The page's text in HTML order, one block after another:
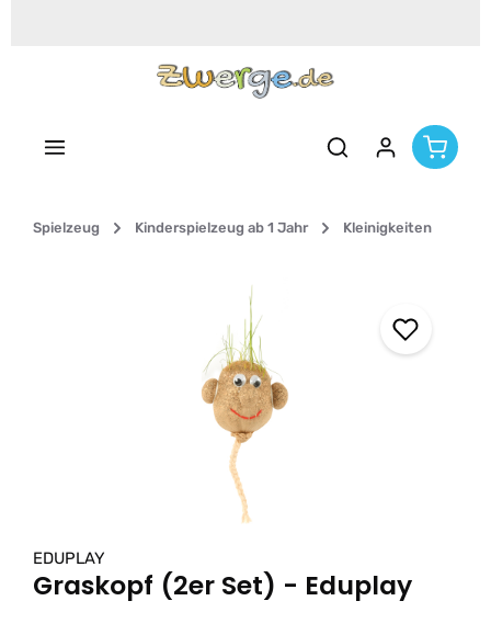
Spielzeug Kinderspielzeug ab 1 Jahr Kleinigkeiten
EDUPLAY
Graskopf (2er Set) - Eduplay